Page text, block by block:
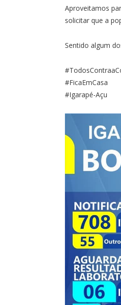
Aproveitamos
solicitar que a
Sentido algum
#FicaEmCasa
#Igarapé-Açu